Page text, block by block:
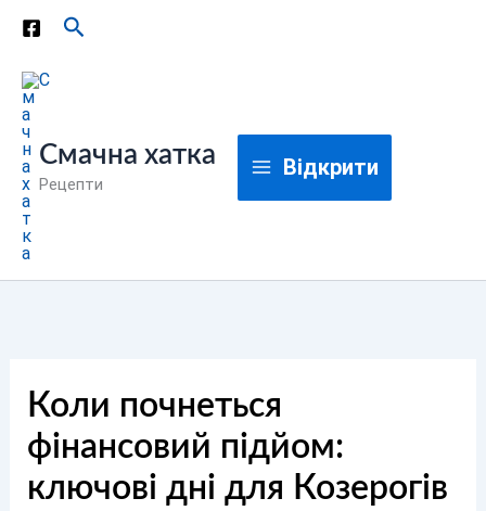
Перейти
вмісту
Пошук
Смачна хатка
Рецепти
Відкрити
Коли почнеться
фінансовий підйом:
ключові дні для Козерогів